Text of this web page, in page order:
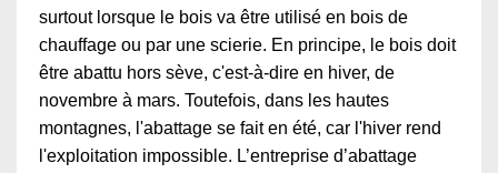
surtout lorsque le bois va être utilisé en bois de
chauffage ou par une scierie. En principe, le bois doit
être abattu hors sève, c'est-à-dire en hiver, de
novembre à mars. Toutefois, dans les hautes
montagnes, l'abattage se fait en été, car l'hiver rend
l'exploitation impossible. L’entreprise d’abattage